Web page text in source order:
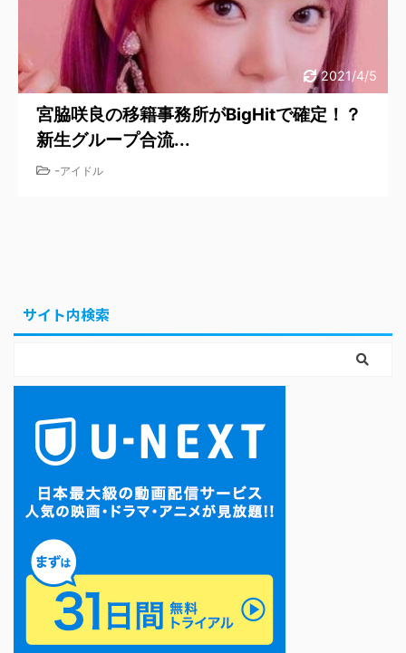
2021/4/5
宮脇咲良の移籍事務所がBigHitで確定！？
新生グループ合流...
-アイドル
サイト内検索